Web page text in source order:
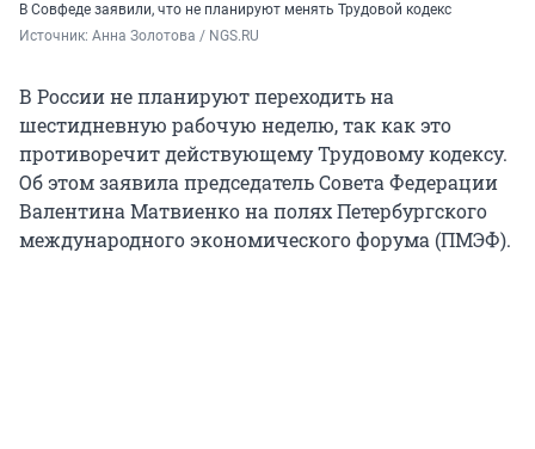
В Совфеде заявили, что не планируют менять Трудовой кодекс
Источник: Анна Золотова / NGS.RU
В России не планируют переходить на
шестидневную рабочую неделю, так как это
противоречит действующему Трудовому кодексу.
Об этом заявила председатель Совета Федерации
Валентина Матвиенко на полях Петербургского
международного экономического форума (ПМЭФ).